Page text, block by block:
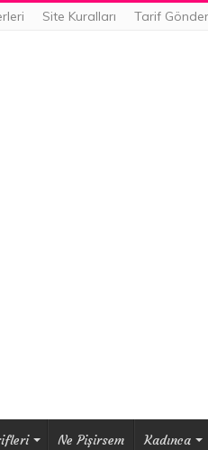
Site Kuralları Tarif Gönder
Ne Pişirsem Kadınca